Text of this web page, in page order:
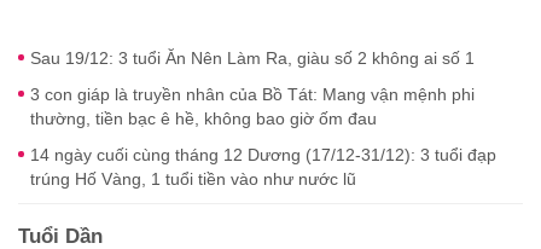
Sau 19/12: 3 tuổi Ăn Nên Làm Ra, giàu số 2 không ai số 1
3 con giáp là truyền nhân của Bồ Tát: Mang vận mệnh phi
thường, tiền bạc ê hề, không bao giờ ốm đau
14 ngày cuối cùng tháng 12 Dương (17/12-31/12): 3 tuổi đạp
trúng Hố Vàng, 1 tuổi tiền vào như nước lũ
Tuổi Dần